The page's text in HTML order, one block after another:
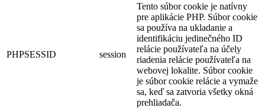
PHPSESSID session
Tento súbor cookie je natívny
pre aplikácie PHP. Súbor cookie
sa používa na ukladanie a
identifikáciu jedinečného ID
relácie používateľa na účely
riadenia relácie používateľa na
webovej lokalite. Súbor cookie
je súbor cookie relácie a vymaže
sa, keď sa zatvoria všetky okná
prehliadača.